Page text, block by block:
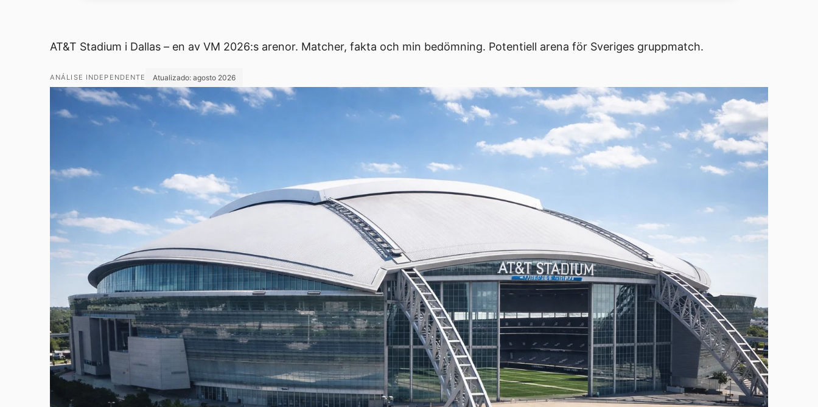
AT&T Stadium i Dallas – en av VM 2026:s arenor. Matcher, fakta och min bedömning. Potentiell arena för Sveriges gruppmatch.
ANÁLISE INDEPENDENTE Atualizado:agosto 2026